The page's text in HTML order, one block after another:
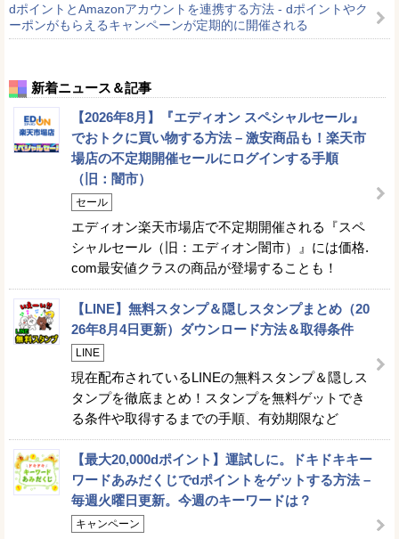
dポイントとAmazonアカウントを連携する方法 - dポイントやク
ーポンがもらえるキャンペーンが定期的に開催される
新着ニュース＆記事
【2026年8月】『エディオン スペシャルセール』
でおトクに買い物する方法 – 激安商品も！楽天市
場店の不定期開催セールにログインする手順
（旧：闇市）
セール
エディオン楽天市場店で不定期開催される『スペ
シャルセール（旧：エディオン闇市）』には価格.
com最安値クラスの商品が登場することも！
【LINE】無料スタンプ＆隠しスタンプまとめ（20
26年8月4日更新）ダウンロード方法＆取得条件
LINE
現在配布されているLINEの無料スタンプ＆隠しス
タンプを徹底まとめ！スタンプを無料ゲットでき
る条件や取得するまでの手順、有効期限など
【最大20,000dポイント】運試しに。ドキドキキー
ワードあみだくじでdポイントをゲットする方法 –
毎週火曜日更新。今週のキーワードは？
キャンペーン